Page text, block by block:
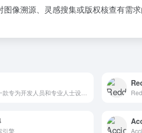
像溯源、灵感搜集或版权核查有需求
引擎